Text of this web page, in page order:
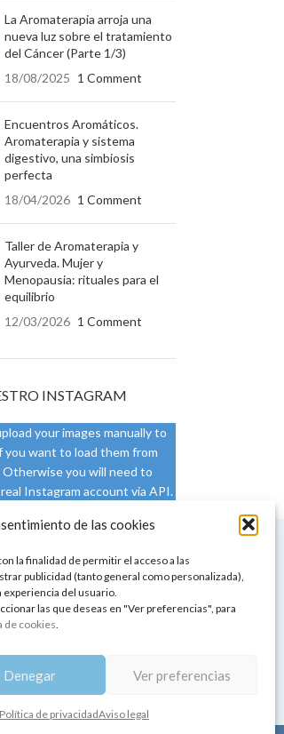
de las cookies
la finalidad de permitir el acceso a las
publicidad (tanto general como personalizada),
del usuario.
las que deseas en "Ver preferencias", para
de cookies.
Denegar Ver preferencias
Política de privacidadAviso legal
La Aromaterapia arroja una
nueva luz sobre el tratamiento
del Cáncer (Parte 1/3)
18/08/2025 1 Comment
Encuentros Aromáticos.
Aromaterapia y sistema
digestivo, una simbiosis
perfecta
18/04/2026 1 Comment
Taller de Aromaterapia y
Ayurveda. Mujer y
Menopausia: rituales para el
equilibrio
12/03/2026 1 Comment
INSTAGRAM
your images manually to
you want to load them from
you will need to
Instagram account via API.
CONDICIONES DE USO
Condiciones generales
Cambios y devoluciones
Formas de pago
Formas de envío